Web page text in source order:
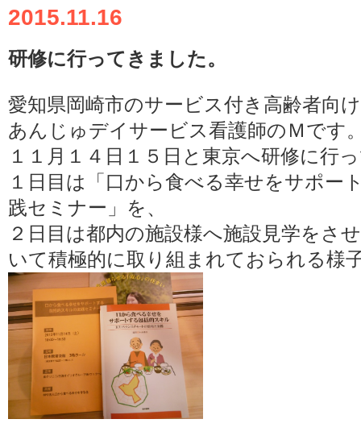
研修に行ってきました。
愛知県岡崎市のサービス付き高齢者向
あんじゅデイサービス看護師のＭです
１１月１４日１５日と東京へ研修に行
１日目は「口から食べる幸せをサポー
践セミナー」を、
２日目は都内の施設様へ施設見学をさ
いて積極的に取り組まれておられる様